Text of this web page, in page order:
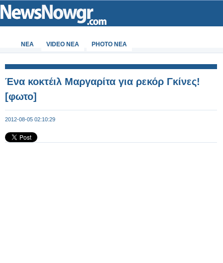
ΝΕΑ VIDEO NEA PHOTO NEA
Ένα κοκτέιλ Μαργαρίτα για ρεκόρ Γκίνες!
[φωτο]
2012-08-05 02:10:29